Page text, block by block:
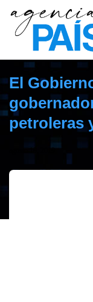
El
petroleras
agosto 19, 2019